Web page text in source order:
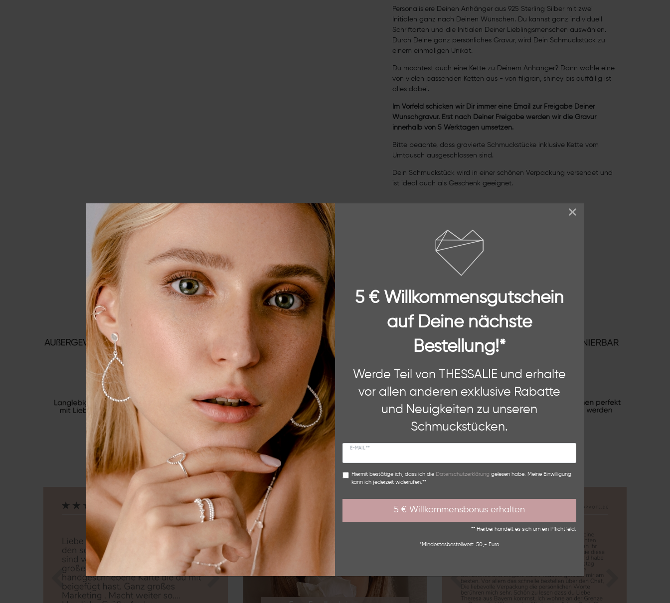
Personalisiere Deinen Anhänger aus 925 Sterling Silber mit zwei
Initialen ganz nach Deinen Wünschen. Du kannst ganz individuell
Schriftarten und die Initialen Deiner Lieblingsmenschen auswählen.
Durch Deine ganz persönliches Gravur, wird Dein Schmuckstück zu
einem einmaligen Unikat.
Du möchtest auch eine Kette zu Deinem Anhänger? Dann wähle eine
von vielen passenden Ketten aus - von filigran, shiney bis auffällig ist
alles dabei.
Im Vorfeld schicken wir Dir immer eine Email zur Freigabe Deiner
Wunschgravur. Erst nach Deiner Freigabe werden wir die Gravur
innerhalb von 5 Werktagen umsetzen.
Bitte beachte, dass gravierte Schmuckstücke inklusive Kette vom
Umtausch ausgeschlossen sind.
Dein Schmuckstück wird in einer schönen Verpackung versendet und
ist ideal auch als Geschenk geeignet.
Legierung: 18 Karat vergoldet
UNSER VERSPRECHEN AN DICH
BEWERTUNGEN
Zurück Zurück
Wir nutzen Cookies auf unserer Website. Einige von diesen sind essenziell, während andere uns helfen, diese Website und Ihre
Erfahrung zu verbessern. Weitere Informationen zu den von uns verwendeten Cookies und Deinen Rechten als Nutzer findest Du in
und unserem
Externe Medien DHL Wunschzustellung PayPal Funktional Weitere Einstellungen
Alle akzeptieren Alle ablehnen
5 € Willkommensgutschein
auf Deine nächste
Bestellung!*
Werde Teil von THESSALIE und erhalte
vor allen anderen exklusive Rabatte
und Neuigkeiten zu unseren
Schmuckstücken.
E-MAIL **
Hiermit bestätige ich, dass ich die Daten­schutz­erklärung gelesen habe. Meine Einwilligung
kann ich jederzeit widerrufen.**
5 € Willkommensbonus erhalten
** Hierbei handelt es sich um ein Pflichtfeld.
*Mindestesbestellwert: 50,- Euro
×